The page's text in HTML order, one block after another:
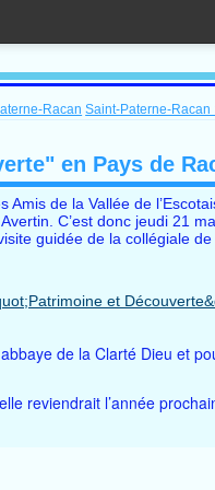
Racan Saint-Paterne-Racan
en Pays de
de la Vallée de
C’est donc jeudi 21
guidée de la collégiale
de la Clarté Dieu et
reviendrait l’année